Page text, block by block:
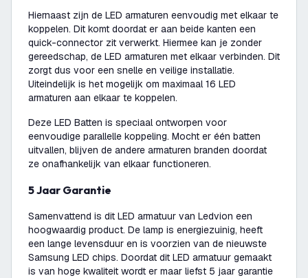
Hiernaast zijn de LED armaturen eenvoudig met elkaar te
koppelen. Dit komt doordat er aan beide kanten een
quick-connector zit verwerkt. Hiermee kan je zonder
gereedschap, de LED armaturen met elkaar verbinden. Dit
zorgt dus voor een snelle en veilige installatie.
Uiteindelijk is het mogelijk om maximaal 16 LED
armaturen aan elkaar te koppelen.
Deze LED Batten is speciaal ontworpen voor
eenvoudige parallelle koppeling. Mocht er één batten
uitvallen, blijven de andere armaturen branden doordat
ze onafhankelijk van elkaar functioneren.
5 Jaar Garantie
Samenvattend is dit LED armatuur van Ledvion een
hoogwaardig product. De lamp is energiezuinig, heeft
een lange levensduur en is voorzien van de nieuwste
Samsung LED chips. Doordat dit LED armatuur gemaakt
is van hoge kwaliteit wordt er maar liefst 5 jaar garantie